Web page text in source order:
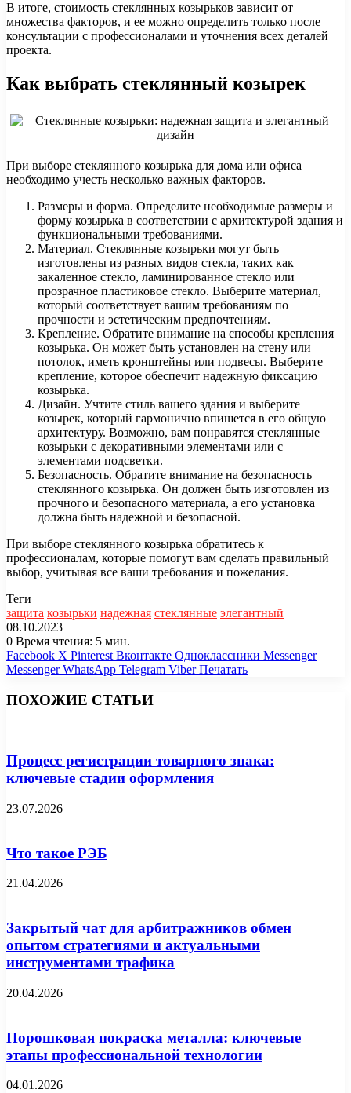
В итоге, стоимость стеклянных козырьков зависит от
множества факторов, и ее можно определить только после
консультации с профессионалами и уточнения всех деталей
проекта.
Как выбрать стеклянный козырек
При выборе стеклянного козырька для дома или офиса
необходимо учесть несколько важных факторов.
Размеры и форма. Определите необходимые размеры и
форму козырька в соответствии с архитектурой здания и
функциональными требованиями.
Материал. Стеклянные козырьки могут быть
изготовлены из разных видов стекла, таких как
закаленное стекло, ламинированное стекло или
прозрачное пластиковое стекло. Выберите материал,
который соответствует вашим требованиям по
прочности и эстетическим предпочтениям.
Крепление. Обратите внимание на способы крепления
козырька. Он может быть установлен на стену или
потолок, иметь кронштейны или подвесы. Выберите
крепление, которое обеспечит надежную фиксацию
козырька.
Дизайн. Учтите стиль вашего здания и выберите
козырек, который гармонично впишется в его общую
архитектуру. Возможно, вам понравятся стеклянные
козырьки с декоративными элементами или с
элементами подсветки.
Безопасность. Обратите внимание на безопасность
стеклянного козырька. Он должен быть изготовлен из
прочного и безопасного материала, а его установка
должна быть надежной и безопасной.
При выборе стеклянного козырька обратитесь к
профессионалам, которые помогут вам сделать правильный
выбор, учитывая все ваши требования и пожелания.
Теги
защита козырьки надежная стеклянные элегантный
08.10.2023
0 Время чтения: 5 мин.
Facebook X Pinterest Вконтакте Одноклассники Messenger
Messenger WhatsApp Telegram Viber Печатать
ПОХОЖИЕ СТАТЬИ
Процесс регистрации товарного знака:
ключевые стадии оформления
23.07.2026
Что такое РЭБ
21.04.2026
Закрытый чат для арбитражников обмен
опытом стратегиями и актуальными
инструментами трафика
20.04.2026
Порошковая покраска металла: ключевые
этапы профессиональной технологии
04.01.2026